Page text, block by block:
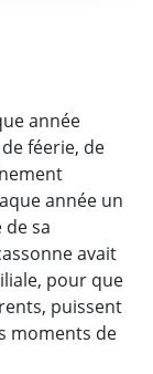
année
féerie, de
année un
de sa
avait
pour que
puissent
moments de